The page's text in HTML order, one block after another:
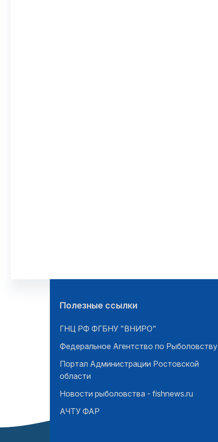
Полезные ссылки
ГНЦ РФ ФГБНУ "ВНИРО"
Федеральное Агентство по Рыболовству
Портал Администрации Ростовской
области
Новости рыболовства - fishnews.ru
АЧТУ ФАР